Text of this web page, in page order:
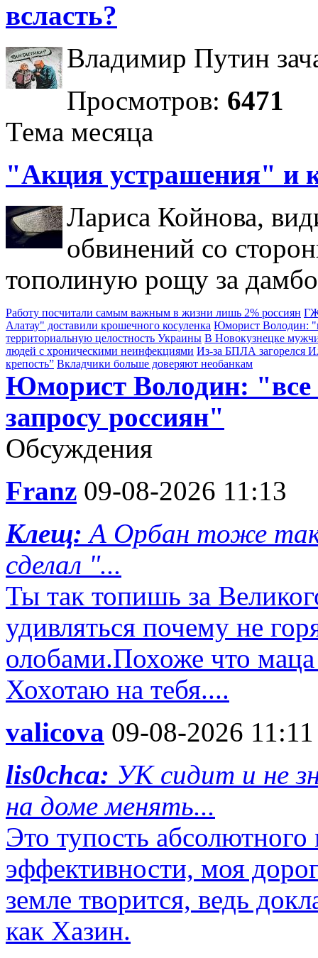
всласть?
Владимир Путин
Просмотров: 6471
Тема месяца
"Акция устрашения" и
Лариса Койнова,
обвинений со
тополиную рощу за
Работу посчитали самым важным в жизни лишь 2% россиян
Алатау" доставили крошечного косуленка Юморист Володин:
территориальную целостность Украины В Новокузнецке
людей с хроническими неинфекциями Из-за БПЛА загорелся
крепость” Вкладчики больше доверяют необанкам
Юморист Володин: "все
запросу россиян"
Обсуждения
Franz 09-08-2026 11:13
Клещ:А Орбан тоже так
сделал "...
Ты так топишь за
удивляться почему не
олобами.Похоже что маца
Хохотаю на тебя....
valicova 09-08-2026 11:11
lis0chca: УК сидит и не
на доме менять...
Это тупость
эффективности, моя
земле творится, ведь
как Хазин.